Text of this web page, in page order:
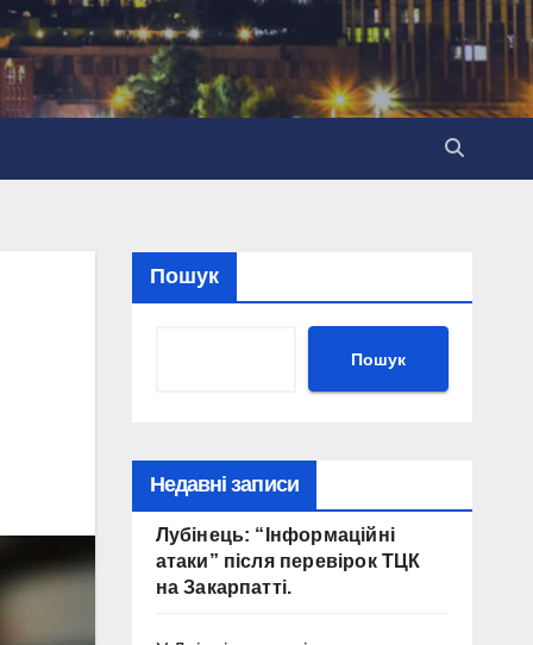
Пошук
Пошук
Недавні записи
Лубінець: “Інформаційні
атаки” після перевірок ТЦК
на Закарпатті.